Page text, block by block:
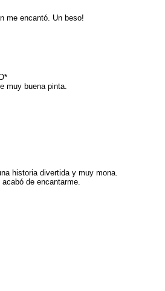
me encantó. Un beso!
muy buena pinta.
historia divertida y muy mona.
de encantarme.